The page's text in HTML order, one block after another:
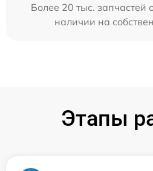
Более 20 тыс. запчастей
наличии на
Этапы